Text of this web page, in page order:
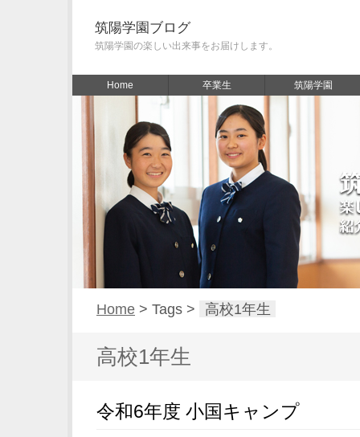
筑陽学園ブログ
筑陽学園の楽しい出来事をお届けします。
Home 卒業生 筑陽学園
Home > Tags > 高校1年生
高校1年生
令和6年度 小国キャンプ